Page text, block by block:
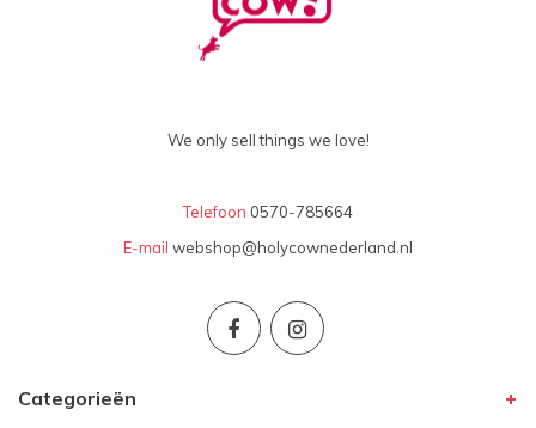
We only sell things we love!
Telefoon 0570-785664
E-mail webshop@holycownederland.nl
Categorieën